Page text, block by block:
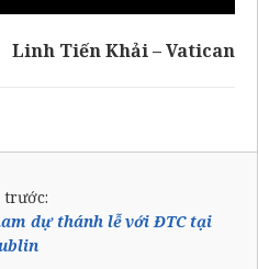
Linh Tiến Khải – Vatican
trước:
dự thánh lễ với ĐTC tại